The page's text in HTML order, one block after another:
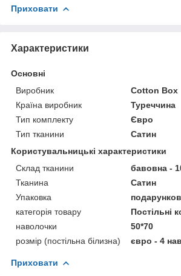
Приховати
Характеристики
Основні
Виробник
Cotton Box
Країна виробник
Туреччина
Тип комплекту
Євро
Тип тканини
Сатин
Користувальницькі характеристики
Склад тканини
бавовна -
Тканина
Сатин
Упаковка
категорія товару
Постільні
наволочки
50*70
розмір (постільна білизна)
євро - 4
Приховати